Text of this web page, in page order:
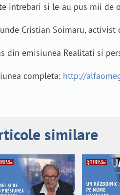
intrebari si le-au pus mii de
Cristian Soimaru, activist
din emisiunea Realitati si
completa: http://
similare